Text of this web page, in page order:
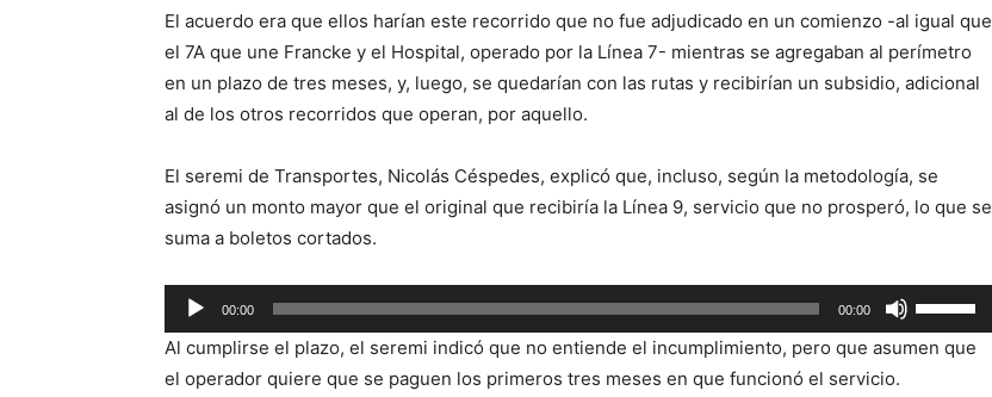
El acuerdo era que ellos harían este recorrido que no fue adjudicado en un comienzo -al igual que
el 7A que une Francke y el Hospital, operado por la Línea 7- mientras se agregaban al perímetro
en un plazo de tres meses, y, luego, se quedarían con las rutas y recibirían un subsidio, adicional
al de los otros recorridos que operan, por aquello.
El seremi de Transportes, Nicolás Céspedes, explicó que, incluso, según la metodología, se
asignó un monto mayor que el original que recibiría la Línea 9, servicio que no prosperó, lo que se
suma a boletos cortados.
Reproductor
de
audio
00:00 00:00
las
teclas
Al cumplirse el plazo, el seremi indicó que no entiende el incumplimiento, pero que asumen que
el operador quiere que se paguen los primeros tres meses en que funcionó el servicio.